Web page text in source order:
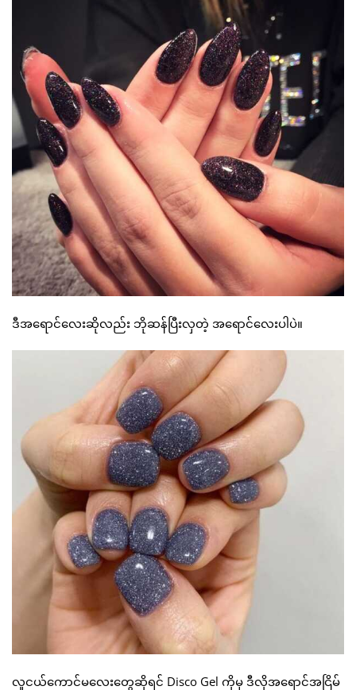
ဒီအရောင်လေးဆိုလည်း ဘိုဆန်ပြီးလှတဲ့ အရောင်လေးပါပဲ။
လူငယ်ကောင်မလေးတွေဆိုရင် Disco Gel ကိုမှ ဒီလိုအရောင်အငြိမ်